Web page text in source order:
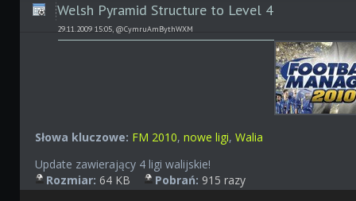
Welsh Pyramid Structure to Level 4
29.11.2009 15:05, @CymruAmBythWXM
Słowa kluczowe: FM 2010,nowe ligi,Walia
Update zawierający 4 ligi walijskie!
Rozmiar: 64 KB Pobrań: 915 razy